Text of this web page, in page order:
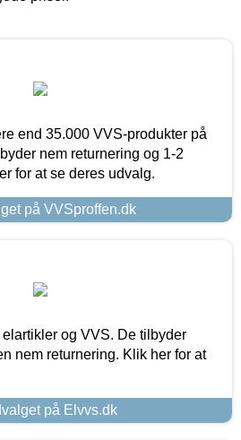
end 35.000 VVS-produkter på
nem returnering og 1-2
for at se deres udvalg.
på VVSproffen.dk
og VVS. De tilbyder
nem returnering. Klik her for at
på Elvvs.dk